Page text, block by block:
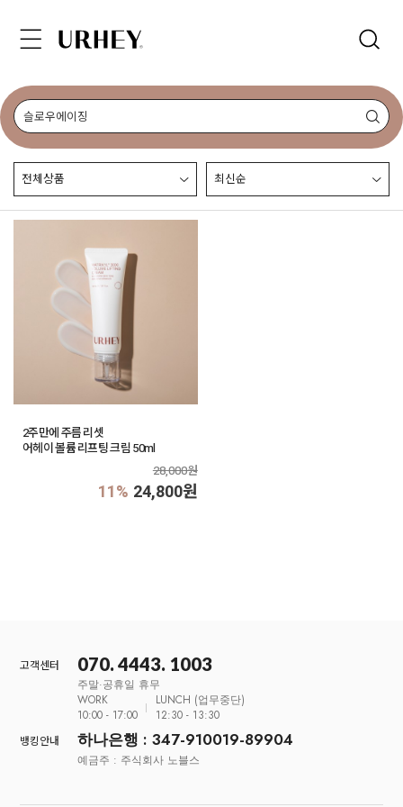
2주만에 주름 리셋
어헤이 볼륨 리프팅 크림 50ml
28,000원
11% 24,800원
고객센터 070. 4443. 1003
주말·공휴일 휴무
WORK
10:00 - 17:00
LUNCH (업무중단)
12:30 - 13:30
뱅킹안내 하나은행 : 347-910019-89904
예금주 : 주식회사 노블스